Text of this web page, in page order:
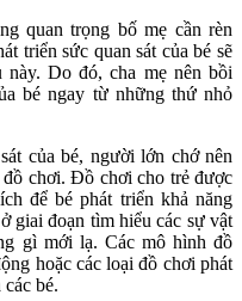
quan trọng bố mẹ cần rèn
triển sức quan sát của bé sẽ
Do đó, cha mẹ nên bồi
bé ngay từ những thứ nhỏ
của bé, người lớn chớ nên
chơi. Đồ chơi cho trẻ được
để bé phát triển khả năng
giai đoạn tìm hiểu các sự vật
gì mới lạ. Các mô hình đồ
hoặc các loại đồ chơi phát
bé.